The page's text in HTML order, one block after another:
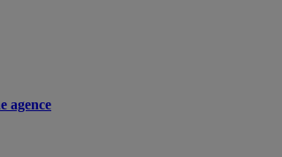
agence